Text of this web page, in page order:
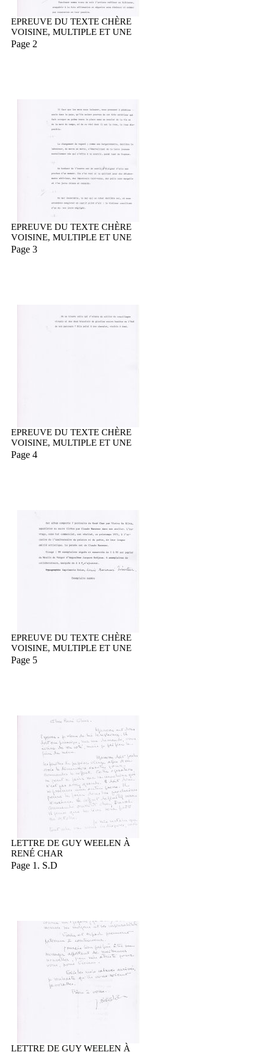
EPREUVE DU TEXTE CHÈRE
VOISINE, MULTIPLE ET UNE
Page 2
EPREUVE DU TEXTE CHÈRE
VOISINE, MULTIPLE ET UNE
Page 3
EPREUVE DU TEXTE CHÈRE
VOISINE, MULTIPLE ET UNE
Page 4
EPREUVE DU TEXTE CHÈRE
VOISINE, MULTIPLE ET UNE
Page 5
LETTRE DE GUY WEELEN À
RENÉ CHAR
Page 1. S.D
LETTRE DE GUY WEELEN À